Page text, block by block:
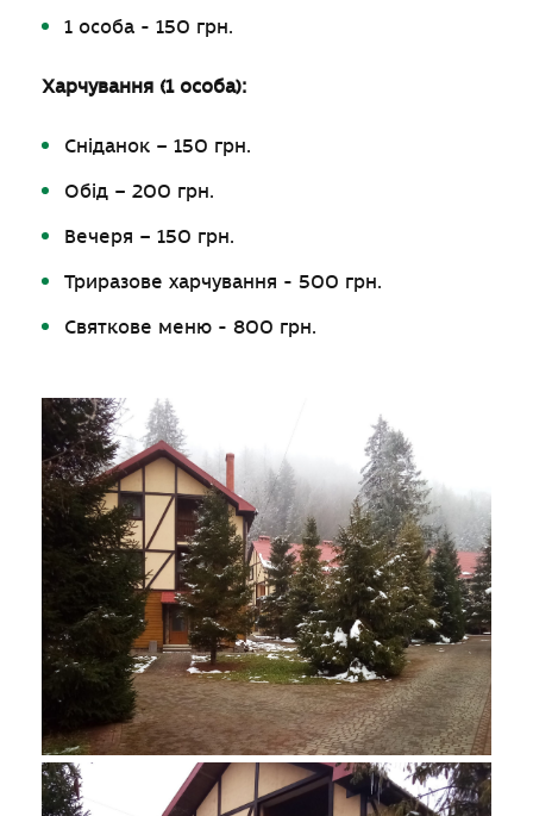
1 особа - 150 грн.
Харчування (1 особа):
Сніданок – 150 грн.
Обід – 200 грн.
Вечеря – 150 грн.
Триразове харчування - 500 грн.
Святкове меню - 800 грн.